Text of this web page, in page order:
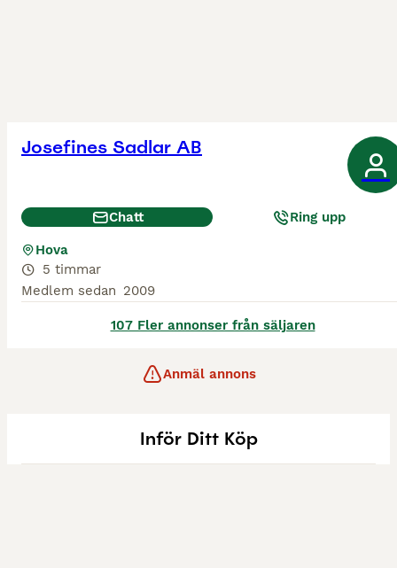
Josefines Sadlar AB
Chatt Ring upp
Hova
5 timmar
Medlem sedan 2009
107 Fler annonser från säljaren
Anmäl annons
Inför Ditt Köp